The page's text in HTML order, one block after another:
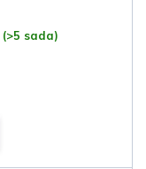
(>5 sada)